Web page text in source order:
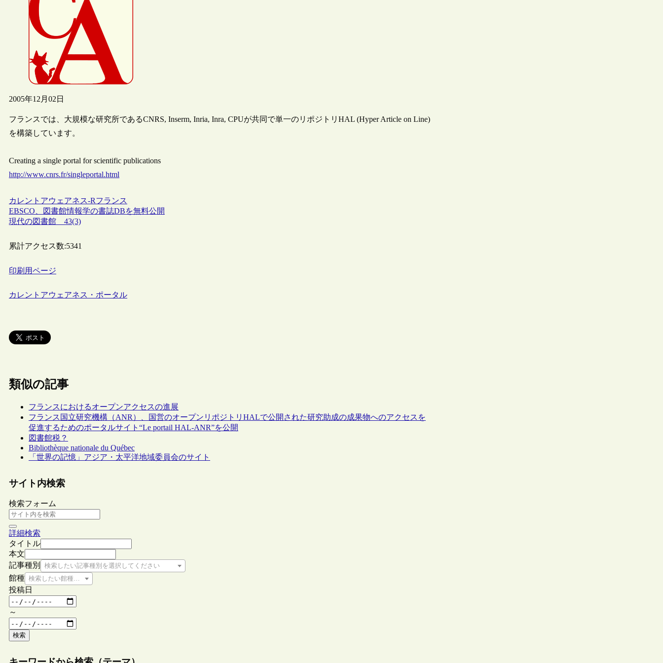
2005年12月02日
フランスでは、大規模な研究所であるCNRS, Inserm, Inria, Inra, CPUが共同で単一のリポジトリHAL (Hyper Article on Line)
を構築しています。
Creating a single portal for scientific publications
http://www.cnrs.fr/singleportal.html
カレントアウェアネス-Rフランス
EBSCO、図書館情報学の書誌DBを無料公開
現代の図書館 43(3)
累計アクセス数:5341
印刷用ページ
カレントアウェアネス・ポータル
類似の記事
フランスにおけるオープンアクセスの進展
フランス国立研究機構（ANR）、国営のオープンリポジトリHALで公開された研究助成の成果物へのアクセスを
促進するためのポータルサイト“Le portail HAL-ANR”を公開
図書館税？
Bibliothèque nationale du Québec
「世界の記憶」アジア・太平洋地域委員会のサイト
サイト内検索
検索フォーム
詳細検索
タイトル
本文
記事種別
検索したい記事種別を選択してください
館種 検索したい館種を選択してください
投稿日
～
検索